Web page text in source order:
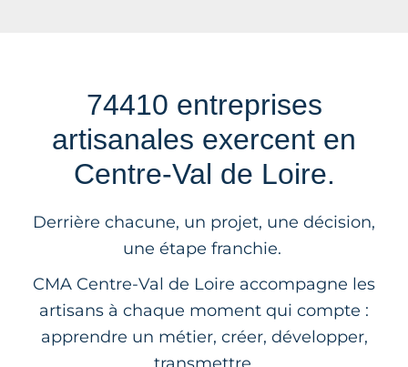
74410 entreprises
artisanales exercent en
Centre-Val de Loire.
Derrière chacune, un projet, une décision,
une étape franchie.
CMA Centre-Val de Loire accompagne les
artisans à chaque moment qui compte :
apprendre un métier, créer, développer,